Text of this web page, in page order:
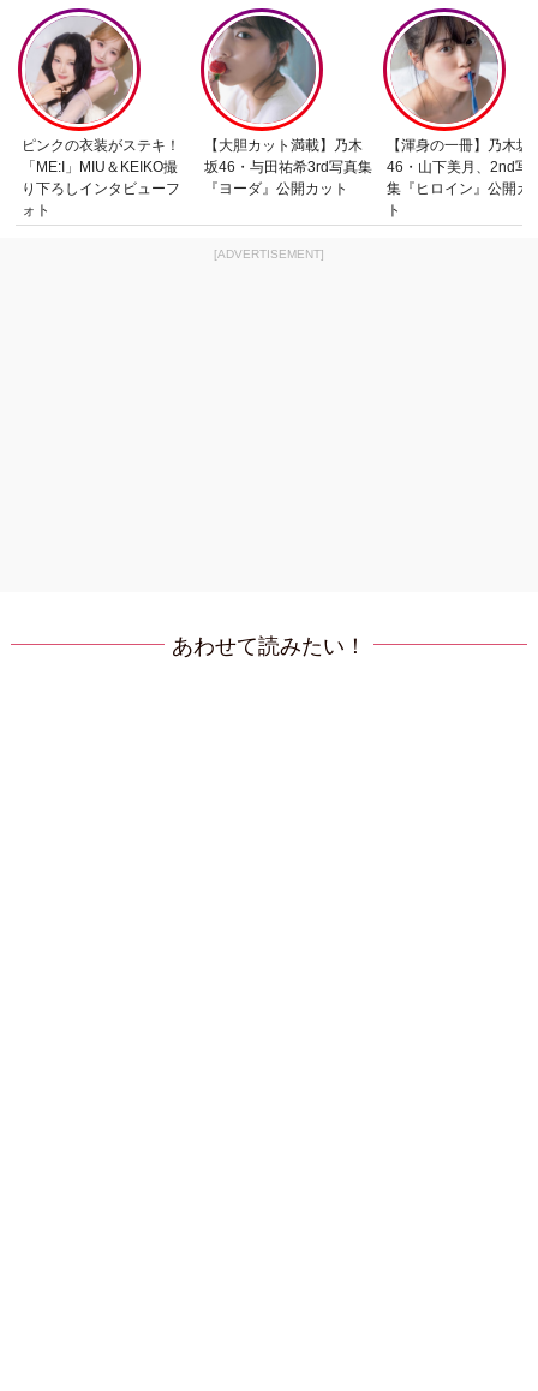
ピンクの衣装がステキ！
「ME:I」MIU＆KEIKO撮
り下ろしインタビューフ
ォト
【大胆カット満載】乃木
坂46・与田祐希3rd写真集
『ヨーダ』公開カット
【渾身の一冊】乃木坂
46・山下美月、2nd写
集『ヒロイン』公開カ
ト
[ADVERTISEMENT]
あわせて読みたい！